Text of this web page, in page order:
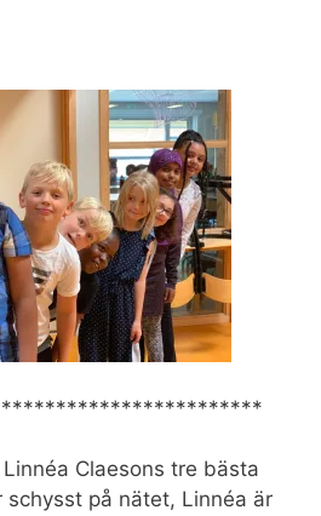
Claesons tre bästa
schysst på nätet, Linnéa är